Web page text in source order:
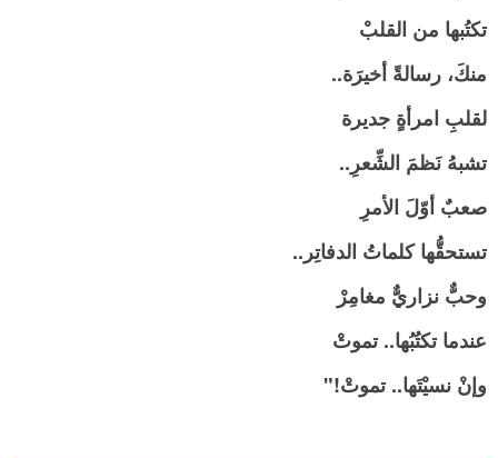
تكتُبها من القلبْ
منكَ، رسالةً أخيرَة..
لقلبِ امرأةٍ جديرة
تشبهُ نَظمَ الشِّعرِ..
صعبٌ أوّلَ الأمرِ
تستحقُّها كلماتُ الدفاتِر..
وحبٌّ نزاريٌّ مغامِرْ
عندما تكتُبُها.. تموتْ
وإنْ نسيْتَها.. تموتْ!"